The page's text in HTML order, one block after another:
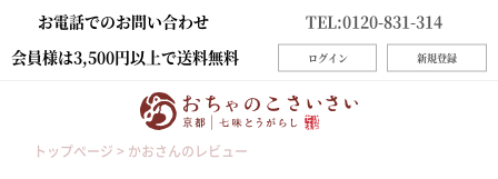
お電話でのお問い合わせ
TEL:0120-831-314
会員様は3,500円以上で送料無料
ログイン 新規登録
トップページ かおさんのレビュー